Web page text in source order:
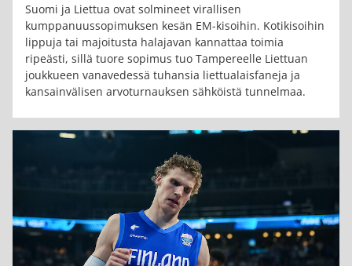
Suomi ja Liettua ovat solmineet virallisen
kumppanuussopimuksen kesän EM-kisoihin. Kotikisoihin
lippuja tai majoitusta halajavan kannattaa toimia
ripeästi, sillä tuore sopimus tuo Tampereelle Liettuan
joukkueen vanavedessä tuhansia liettualaisfaneja ja
kansainvälisen arvoturnauksen sähköistä tunnelmaa.